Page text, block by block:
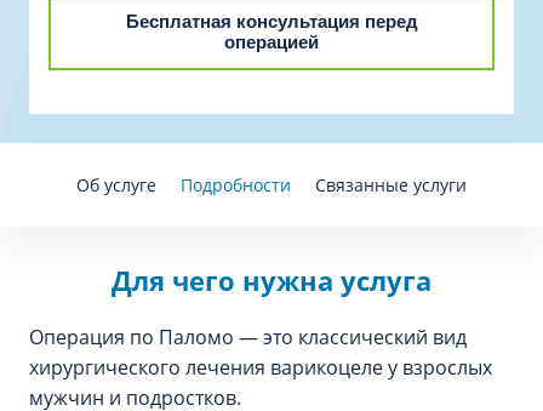
Бесплатная консультация перед
операцией
Об услуге Подробности Связанные услуги
Для чего нужна услуга
Операция по Паломо — это классический вид
хирургического лечения варикоцеле у взрослых
мужчин и подростков.